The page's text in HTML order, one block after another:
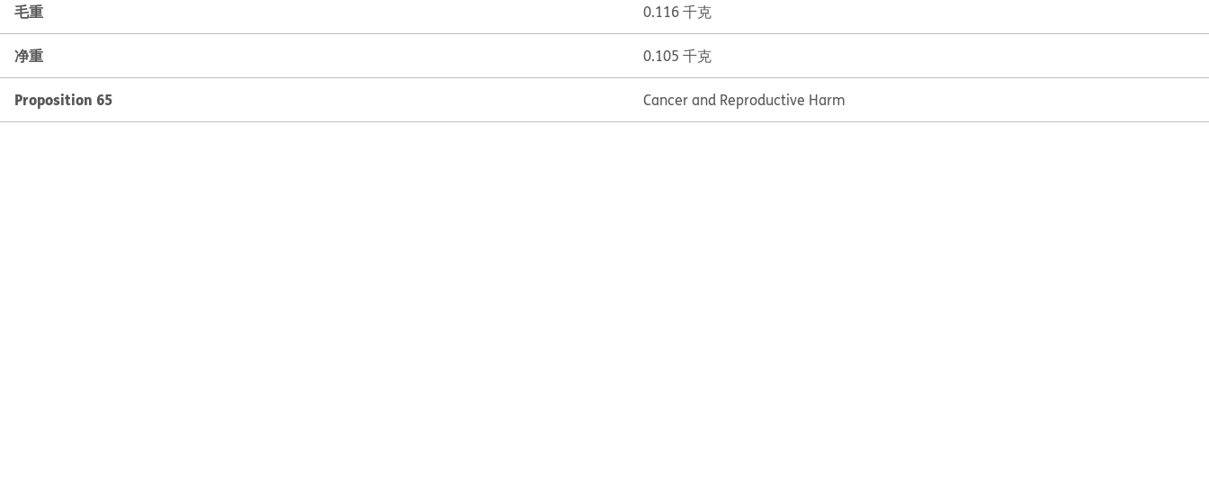
毛重 0.116 千克
净重 0.105 千克
Proposition 65 Cancer and Reproductive Harm